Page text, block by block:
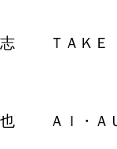
ＴＡＫＥ
ＡＩ・Ａ